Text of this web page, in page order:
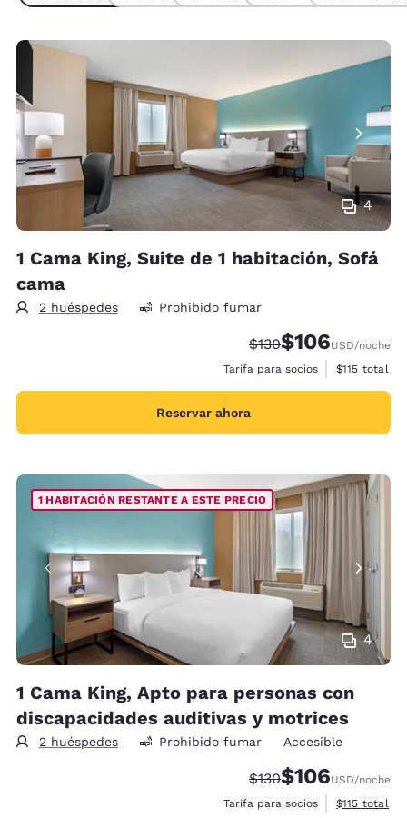
4
1 Cama King, Suite de 1 habitación, Sofá
cama
2 huéspedes Prohibido fumar
Precio tachado:
$130Precio con
$106USD/noche
Tarifa para socios
Ver detalles
$115 total
Reservar ahora
4
1 HABITACIÓN RESTANTE A ESTE PRECIO
1 Cama King, Apto para personas con
discapacidades auditivas y motrices
2 huéspedes Prohibido fumar Accesible
Precio tachado:
$130Precio con
$106USD/noche
Tarifa para socios
Ver detalles
$115 total